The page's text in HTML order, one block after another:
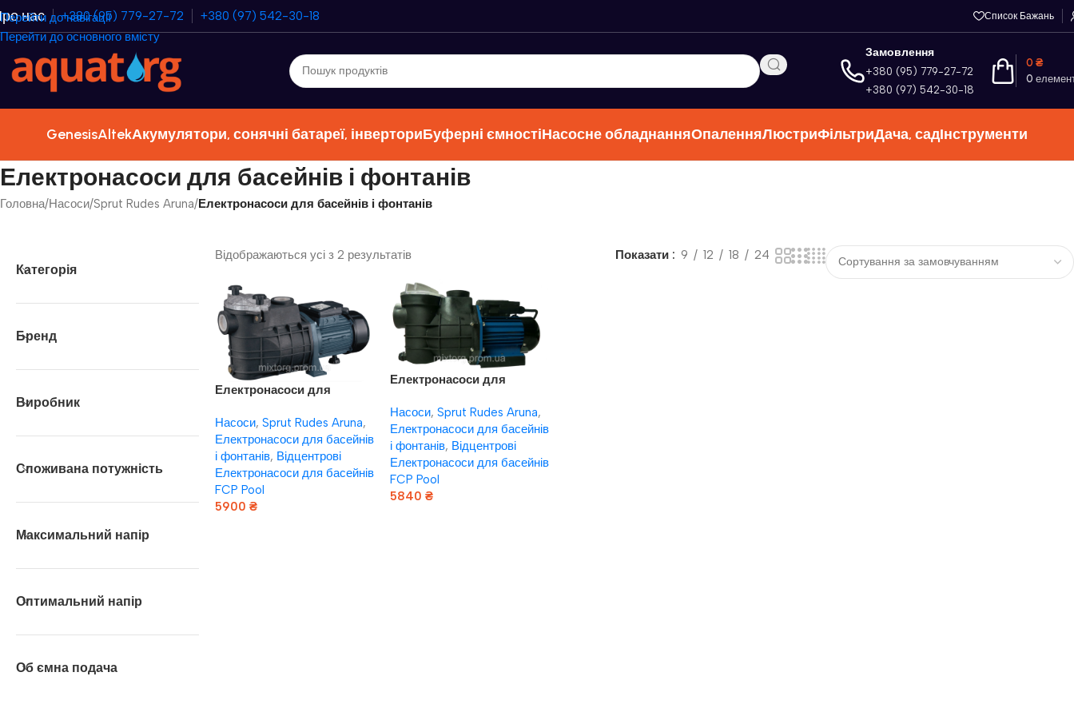
Перейти до навігації
Перейти до основного вмісту
нас +380 (95) 779-27-72 +380 (97) 542-30-18 Список Бажань
Замовлення
+380 (95) 779-27-72
+380 (97) 542-30-18
0
0 ₴
GenesisAltekАкумулятори, сонячні батареї, інверториБуферні ємностіНасосне обладнанняОпаленняЛюстриФільтриДача, садІнструменти
Електронасоси для басейнів і фонтанів
Головна/Насоси/Sprut Rudes Aruna/Електронасоси для басейнів і фонтанів
Категорія
Бренд
Виробник
Споживана потужність
Максимальний напір
Оптимальний напір
Об ємна подача
Відображаються усі з 2 результатів Показати 9 12 18 24
Електронасоси для
обладнання FCP 1100 Pool
Насоси, Sprut Rudes Aruna,
Електронасоси для басейнів
і фонтанів, Відцентрові
Електронасоси для басейнів
FCP Pool
5900 ₴
Електронасоси для
обладнання FCP 750 Pool
Насоси, Sprut Rudes Aruna,
Електронасоси для басейнів
і фонтанів, Відцентрові
Електронасоси для басейнів
FCP Pool
5840 ₴